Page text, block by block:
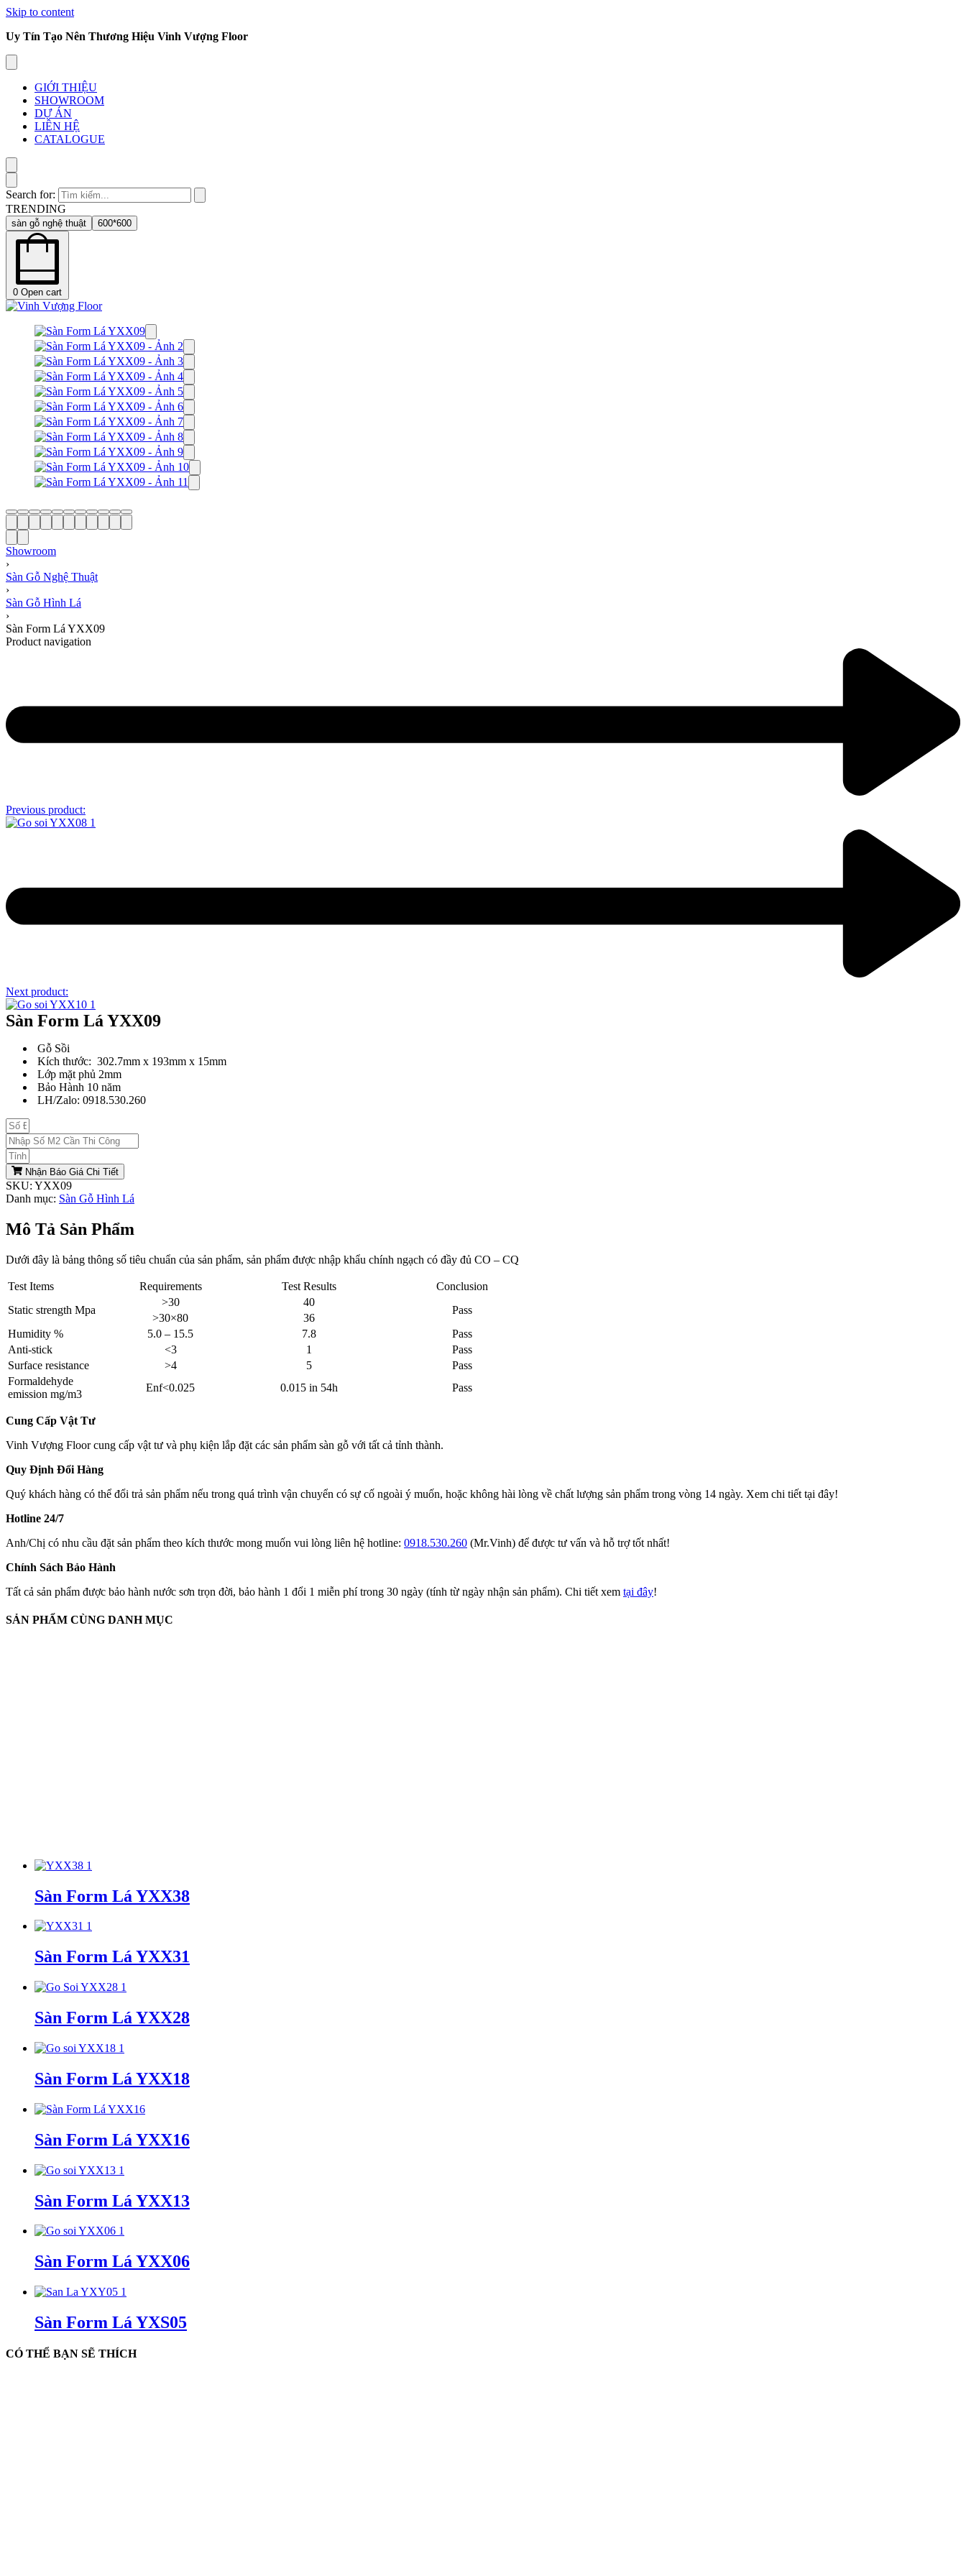
Skip to content
Uy Tín Tạo Nên Thương Hiệu Vinh Vượng Floor
GIỚI THIỆU
SHOWROOM
DỰ ÁN
LIÊN HỆ
CATALOGUE
Search for:
TRENDING
sàn gỗ nghệ thuật 600*600
0 Open cart
Showroom
›
Sàn Gỗ Nghệ Thuật
›
Sàn Gỗ Hình Lá
›
Sàn Form Lá YXX09
Product navigation
Previous product:
Next product:
Sàn Form Lá YXX09
Gỗ Sồi
Kích thước: 302.7mm x 193mm x 15mm
Lớp mặt phủ 2mm
Bảo Hành 10 năm
LH/Zalo: 0918.530.260
Nhận Báo Giá Chi Tiết
SKU: YXX09
Danh mục: Sàn Gỗ Hình Lá
Mô Tả Sản Phẩm
Dưới đây là bảng thông số tiêu chuẩn của sản phẩm, sản phẩm được nhập khẩu chính ngạch có đầy đủ CO – CQ
Test Items Requirements Test Results
Conclusion
Static strength Mpa
>30 40
Pass
>30×80
36
Humidity %
5.0 – 15.5 7.8
Pass
Anti-stick
<3 1
Pass
Surface resistance
>4 5
Pass
Formaldehyde
emission mg/m3
Enf<0.025 0.015 in 54h Pass
Cung Cấp Vật Tư
Vinh Vượng Floor cung cấp vật tư và phụ kiện lắp đặt các sản phẩm sàn gỗ với tất cả tỉnh thành.
Quy Định Đổi Hàng
Quý khách hàng có thể đổi trả sản phẩm nếu trong quá trình vận chuyển có sự cố ngoài ý muốn, hoặc không hài lòng về chất lượng sản phẩm trong vòng 14 ngày. Xem chi tiết tại đây!
Hotline 24/7
Anh/Chị có nhu cầu đặt sản phẩm theo kích thước mong muốn vui lòng liên hệ hotline: 0918.530.260 (Mr.Vinh) để được tư vấn và hỗ trợ tốt nhất!
Chính Sách Bảo Hành
Tất cả sản phẩm được bảo hành nước sơn trọn đời, bảo hành 1 đổi 1 miễn phí trong 30 ngày (tính từ ngày nhận sản phẩm). Chi tiết xem tại đây!
SẢN PHẨM CÙNG DANH MỤC
Sàn Form Lá YXX38
Sàn Form Lá YXX31
Sàn Form Lá YXX28
Sàn Form Lá YXX18
Sàn Form Lá YXX16
Sàn Form Lá YXX13
Sàn Form Lá YXX06
Sàn Form Lá YXS05
CÓ THỂ BẠN SẼ THÍCH